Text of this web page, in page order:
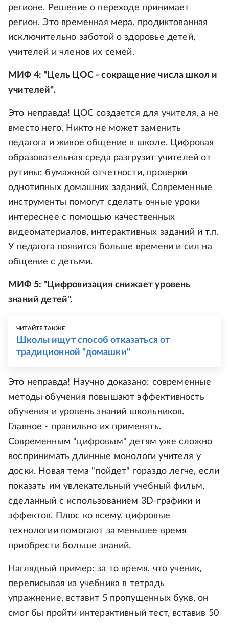
регионе. Решение о переходе принимает
регион. Это временная мера, продиктованная
исключительно заботой о здоровье детей,
учителей и членов их семей.
МИФ 4: "Цель ЦОС - сокращение числа школ и
учителей".
Это неправда! ЦОС создается для учителя, а не
вместо него. Никто не может заменить
педагога и живое общение в школе. Цифровая
образовательная среда разгрузит учителей от
рутины: бумажной отчетности, проверки
однотипных домашних заданий. Современные
инструменты помогут сделать очные уроки
интереснее с помощью качественных
видеоматериалов, интерактивных заданий и т.п.
У педагога появится больше времени и сил на
общение с детьми.
МИФ 5: "Цифровизация снижает уровень
знаний детей".
ЧИТАЙТЕ ТАКЖЕ
Школы ищут способ отказаться от
традиционной "домашки"
Это неправда! Научно доказано: современные
методы обучения повышают эффективность
обучения и уровень знаний школьников.
Главное - правильно их применять.
Современным "цифровым" детям уже сложно
воспринимать длинные монологи учителя у
доски. Новая тема "пойдет" гораздо легче, если
показать им увлекательный учебный фильм,
сделанный с использованием 3D-графики и
эффектов. Плюс ко всему, цифровые
технологии помогают за меньшее время
приобрести больше знаний.
Наглядный пример: за то время, что ученик,
переписывая из учебника в тетрадь
упражнение, вставит 5 пропущенных букв, он
смог бы пройти интерактивный тест, вставив 50